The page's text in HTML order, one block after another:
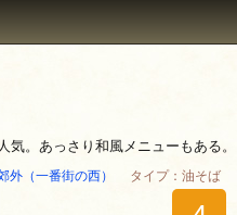
。あっさり和風メニューもある。
外（一番街の西） タイプ：油そば